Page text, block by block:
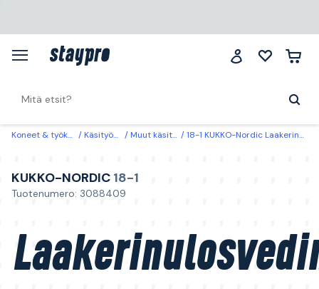
Koneet & työkalut Käsityökalut Muut käsityökalut 18-1 KUKKO-Nordic Laakerinulosvedin 60-150 mm
KUKKO-NORDIC 18-1
Tuotenumero: 3088409